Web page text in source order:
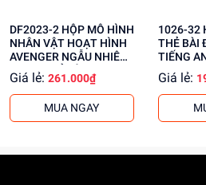
DF2023-2 HỘP MÔ HÌNH
NHÂN VẬT HOẠT HÌNH
AVENGER NGẪU NHIÊN
+ XE + THẺ BÀI 12C
Giá lẻ: 261.000₫
MUA NGAY
1026-32 HỘP TRÒ CHƠI
THẺ BÀI
TIẾNG
HỌC
Giá lẻ: